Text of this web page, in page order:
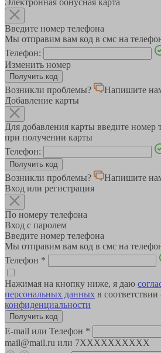
Электронная бонусная карта
Введите номер телефона
Мы отправим вам код в смс на
Телефон:
Изменить номер
Возникли проблемы?
Напишите
Добавление карты
Для добавления карты введите номер
при получении карты
Телефон:
Возникли проблемы?
Напишите
Вход или регистрация
По номеру телефона
Вход с паролем
Введите номер телефона
Мы отправим вам код в смс на
Телефон *
Нажимая на кнопку ниже, я даю
персональных данных в соответствии
конфиденциальности
E-mail или Телефон *
mail@mail.ru или 7XXXXXXXXXX